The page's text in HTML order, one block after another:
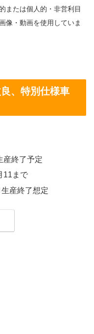
または個人的・非営利目
像・動画を使用していま
、特別仕様車
産終了予定
11まで
産終了想定